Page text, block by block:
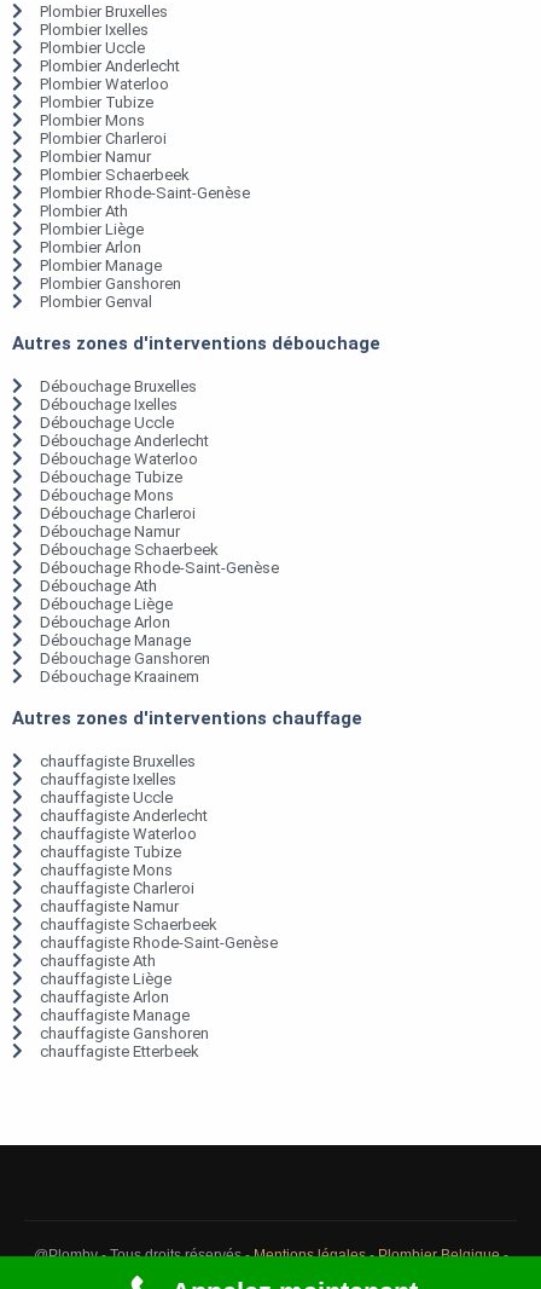
Plombier Bruxelles
Plombier Ixelles
Plombier Uccle
Plombier Anderlecht
Plombier Waterloo
Plombier Tubize
Plombier Mons
Plombier Charleroi
Plombier Namur
Plombier Schaerbeek
Plombier Rhode-Saint-Genèse
Plombier Ath
Plombier Liège
Plombier Arlon
Plombier Manage
Plombier Ganshoren
Plombier Genval
Autres zones d'interventions débouchage
Débouchage Bruxelles
Débouchage Ixelles
Débouchage Uccle
Débouchage Anderlecht
Débouchage Waterloo
Débouchage Tubize
Débouchage Mons
Débouchage Charleroi
Débouchage Namur
Débouchage Schaerbeek
Débouchage Rhode-Saint-Genèse
Débouchage Ath
Débouchage Liège
Débouchage Arlon
Débouchage Manage
Débouchage Ganshoren
Débouchage Kraainem
Autres zones d'interventions chauffage
chauffagiste Bruxelles
chauffagiste Ixelles
chauffagiste Uccle
chauffagiste Anderlecht
chauffagiste Waterloo
chauffagiste Tubize
chauffagiste Mons
chauffagiste Charleroi
chauffagiste Namur
chauffagiste Schaerbeek
chauffagiste Rhode-Saint-Genèse
chauffagiste Ath
chauffagiste Liège
chauffagiste Arlon
chauffagiste Manage
chauffagiste Ganshoren
chauffagiste Etterbeek
@Plomby - Tous droits réservés -Mentions légales-Plombier Belgique-
Débouchage Belgique